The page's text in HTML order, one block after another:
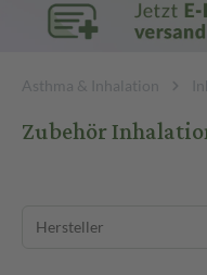
Asthma & Inhalation
Zubehör
Hersteller